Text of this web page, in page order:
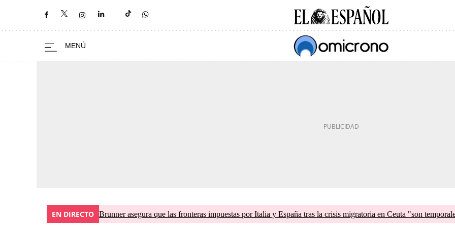
EN DIRECTO Brunner asegura que las fronteras impuestas por Italia y España tras la crisis migratoria en Ceuta "son